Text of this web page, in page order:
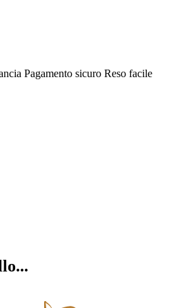
Pagamento sicuro Reso facile